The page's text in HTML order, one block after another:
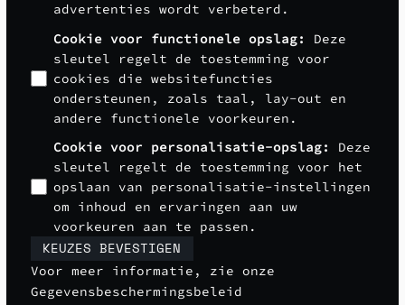
advertenties wordt verbeterd.
Cookie voor functionele opslag:
Deze
sleutel regelt de toestemming voor
cookies die websitefuncties
ondersteunen, zoals taal, lay-out en
andere functionele voorkeuren.
Cookie voor personalisatie-opslag:
Deze
sleutel regelt de toestemming voor het
opslaan van personalisatie-instellingen
om inhoud en ervaringen aan uw
voorkeuren aan te passen.
KEUZES BEVESTIGEN
Voor meer informatie, zie onze
Gegevensbeschermingsbeleid